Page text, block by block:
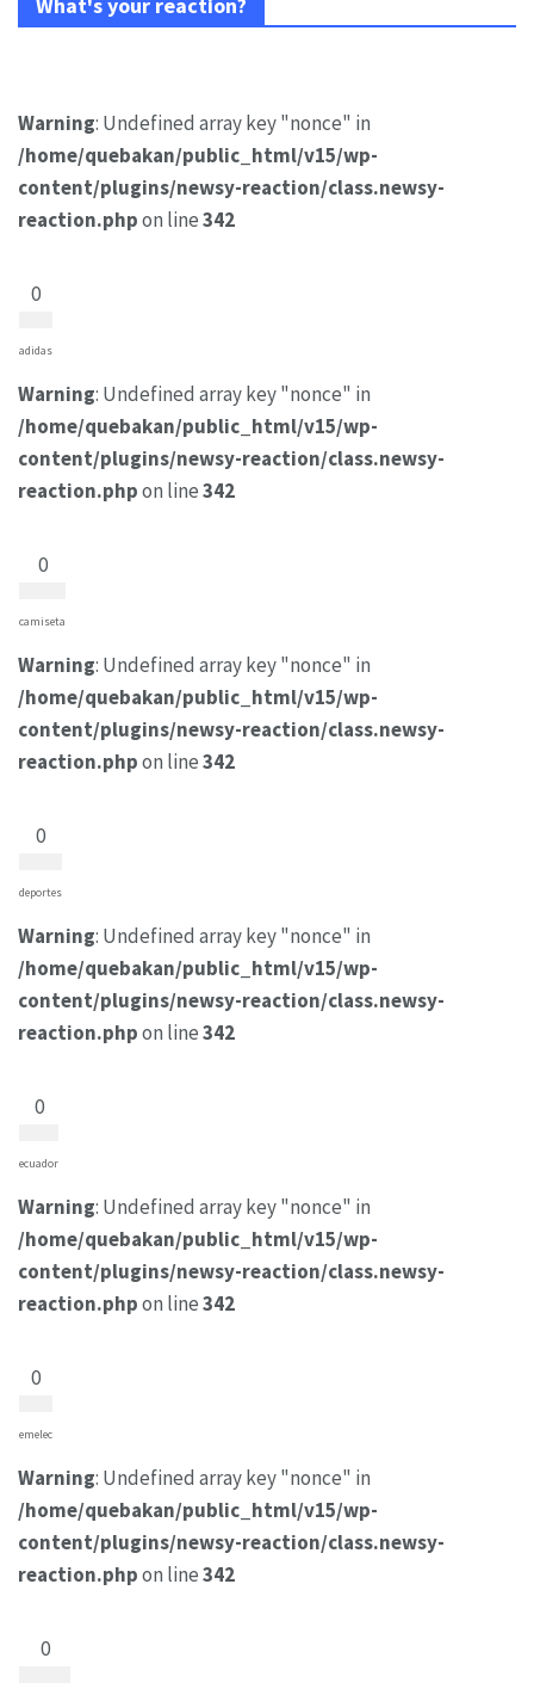
Warning: Undefined array key "nonce" in
/home/quebakan/public_html/v15/wp-
content/plugins/newsy-reaction/class.newsy-
reaction.phpon line342
0
adidas
Warning: Undefined array key "nonce" in
/home/quebakan/public_html/v15/wp-
content/plugins/newsy-reaction/class.newsy-
reaction.phpon line342
0
camiseta
Warning: Undefined array key "nonce" in
/home/quebakan/public_html/v15/wp-
content/plugins/newsy-reaction/class.newsy-
reaction.phpon line342
0
deportes
Warning: Undefined array key "nonce" in
/home/quebakan/public_html/v15/wp-
content/plugins/newsy-reaction/class.newsy-
reaction.phpon line342
0
ecuador
Warning: Undefined array key "nonce" in
/home/quebakan/public_html/v15/wp-
content/plugins/newsy-reaction/class.newsy-
reaction.phpon line342
0
emelec
Warning: Undefined array key "nonce" in
/home/quebakan/public_html/v15/wp-
content/plugins/newsy-reaction/class.newsy-
reaction.phpon line342
0